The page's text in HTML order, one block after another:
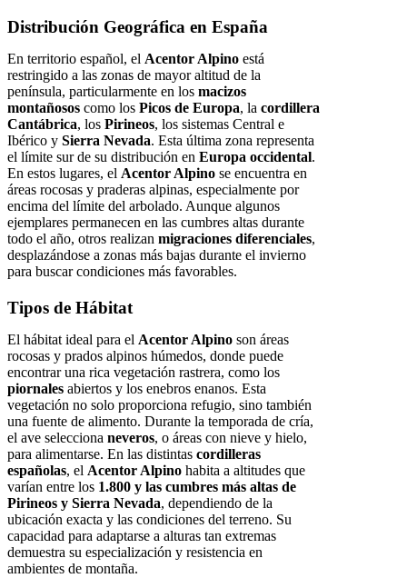
Distribución Geográfica en España
En territorio español, el Acentor Alpino está
restringido a las zonas de mayor altitud de la
península, particularmente en los macizos
montañosos como los Picos de Europa, la cordillera
Cantábrica, los Pirineos, los sistemas Central e
Ibérico y Sierra Nevada. Esta última zona representa
el límite sur de su distribución en Europa occidental.
En estos lugares, el Acentor Alpino se encuentra en
áreas rocosas y praderas alpinas, especialmente por
encima del límite del arbolado. Aunque algunos
ejemplares permanecen en las cumbres altas durante
todo el año, otros realizan migraciones diferenciales,
desplazándose a zonas más bajas durante el invierno
para buscar condiciones más favorables.
Tipos de Hábitat
El hábitat ideal para el Acentor Alpino son áreas
rocosas y prados alpinos húmedos, donde puede
encontrar una rica vegetación rastrera, como los
piornales abiertos y los enebros enanos. Esta
vegetación no solo proporciona refugio, sino también
una fuente de alimento. Durante la temporada de cría,
el ave selecciona neveros, o áreas con nieve y hielo,
para alimentarse. En las distintas cordilleras
españolas, el Acentor Alpino habita a altitudes que
varían entre los 1.800 y las cumbres más altas de
Pirineos y Sierra Nevada, dependiendo de la
ubicación exacta y las condiciones del terreno. Su
capacidad para adaptarse a alturas tan extremas
demuestra su especialización y resistencia en
ambientes de montaña.